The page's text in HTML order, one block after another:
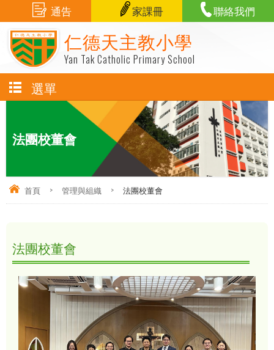
仁德天主教小學
Yan Tak Catholic Primary School
通告 家課冊 聯絡我們
選單
法團校董會
首頁 > 管理與組織 > 法團校董會
法團校董會